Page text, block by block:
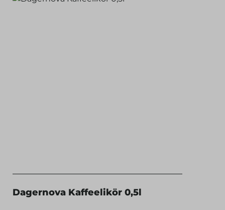
Dagernova Kaffeelikör 0,5l